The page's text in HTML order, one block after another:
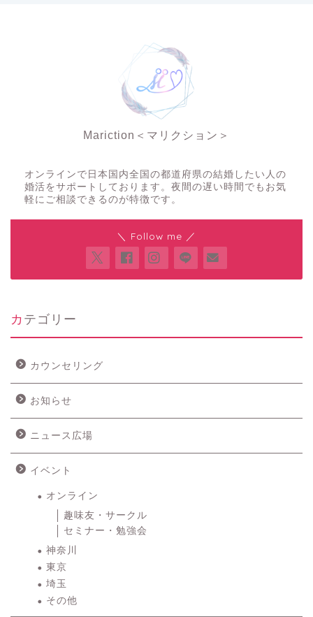
Mariction＜マリクション＞
オンラインで日本国内全国の都道府県の結婚したい人の
婚活をサポートしております。夜間の遅い時間でもお気
軽にご相談できるのが特徴です。
＼ Follow me ／
カテゴリー
カウンセリング
お知らせ
ニュース広場
イベント
オンライン
趣味友・サークル
セミナー・勉強会
神奈川
東京
埼玉
その他